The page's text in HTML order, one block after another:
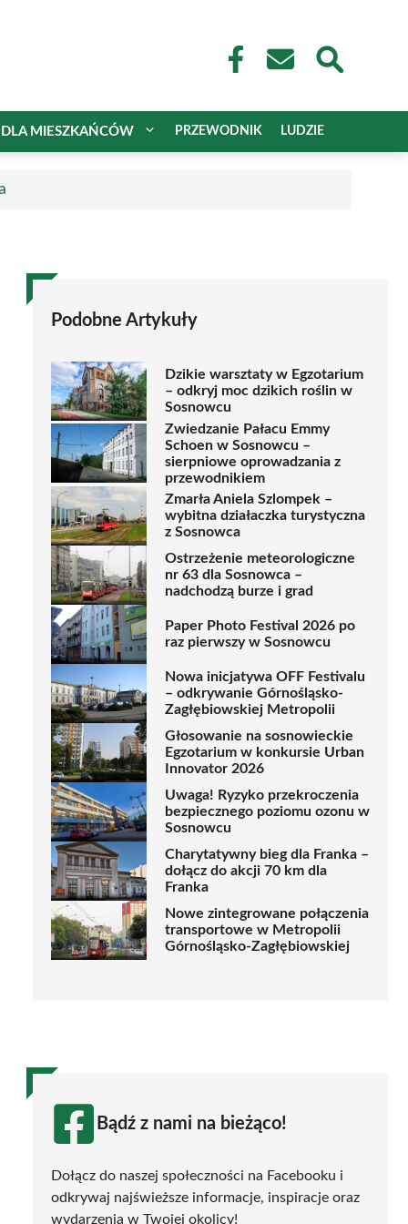
DLA MIESZKAŃCÓW PRZEWODNIK LUDZIE
Podobne Artykuły
Dzikie warsztaty w Egzotarium
– odkryj moc dzikich roślin w
Sosnowcu
Zwiedzanie Pałacu Emmy
Schoen w Sosnowcu –
sierpniowe oprowadzania z
przewodnikiem
Zmarła Aniela Szlompek –
wybitna działaczka turystyczna
z Sosnowca
Ostrzeżenie meteorologiczne
nr 63 dla Sosnowca –
nadchodzą burze i grad
Paper Photo Festival 2026 po
raz pierwszy w Sosnowcu
Nowa inicjatywa OFF Festivalu
– odkrywanie Górnośląsko-
Zagłębiowskiej Metropolii
Głosowanie na sosnowieckie
Egzotarium w konkursie Urban
Innovator 2026
Uwaga! Ryzyko przekroczenia
bezpiecznego poziomu ozonu w
Sosnowcu
Charytatywny bieg dla Franka –
dołącz do akcji 70 km dla
Franka
Nowe zintegrowane połączenia
transportowe w Metropolii
Górnośląsko-Zagłębiowskiej
Bądź z nami na bieżąco!
Dołącz do naszej społeczności na Facebooku i
odkrywaj najświeższe informacje, inspiracje oraz
wydarzenia w Twojej okolicy!